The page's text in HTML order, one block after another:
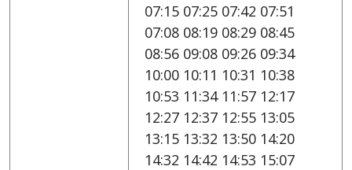
07:15 07:25 07:42 07:51
07:08 08:19 08:29 08:45
08:56 09:08 09:26 09:34
10:00 10:11 10:31 10:38
10:53 11:34 11:57 12:17
12:27 12:37 12:55 13:05
13:15 13:32 13:50 14:20
14:32 14:42 14:53 15:07